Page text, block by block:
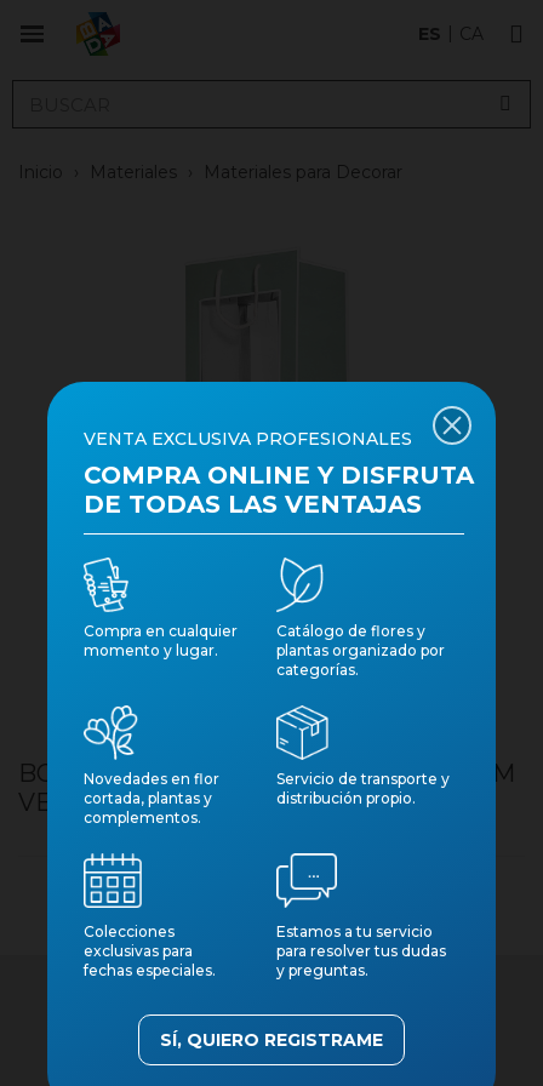
ES CA
Inicio Materiales Materiales para Decorar
BOSSA CARTRO ORQUIDIA 20X20X70CM
VERD CLAR 10 UNI
VENTA EXCLUSIVA PROFESIONALES
COMPRA ONLINE Y DISFRUTA
DE TODAS LAS VENTAJAS
Compra en cualquier
momento y lugar.
Catálogo de flores y
plantas organizado por
categorías.
Novedades en flor
cortada, plantas y
complementos.
Servicio de transporte y
distribución propio.
Colecciones
exclusivas para
fechas especiales.
Estamos a tu servicio
para resolver tus dudas
y preguntas.
SÍ, QUIERO REGISTRAME